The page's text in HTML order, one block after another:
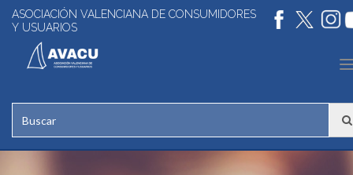
ASOCIACIÓN VALENCIANA DE CONSUMIDORES
Y USUARIOS